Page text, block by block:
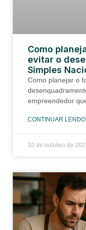
Como
evitar o
Simples
Como planejar o
empreendedor
CONTINUAR LENDO
10 de outubro de